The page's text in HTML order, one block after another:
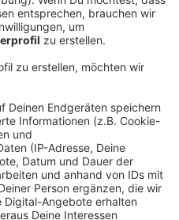
von der Vermissten; der
einem Feld gesehen. Er
weiter habe er die Frau
geworfen, sich auf sie
Weise berührt.
und laut um Hilfe